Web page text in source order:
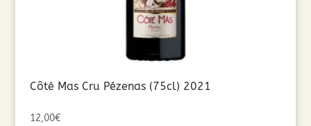
Côté Mas Cru Pézenas (75cl) 2021
12,00€